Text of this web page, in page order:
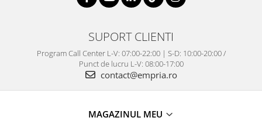
SUPORT CLIENTI
Program Call Center L-V: 07:00-22:00 | S-D: 10:00-20:00 /
Punct de lucru L-V: 08:00-17:00
contact@empria.ro
MAGAZINUL MEU